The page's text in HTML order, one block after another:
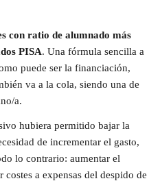
con ratio de alumnado más
PISA. Una fórmula sencilla a
puede ser la financiación,
va a la cola, siendo una de
a.
hubiera permitido bajar la
de incrementar el gasto,
lo contrario: aumentar el
a expensas del despido de